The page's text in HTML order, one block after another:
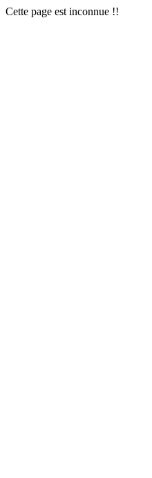
Cette page est inconnue !!